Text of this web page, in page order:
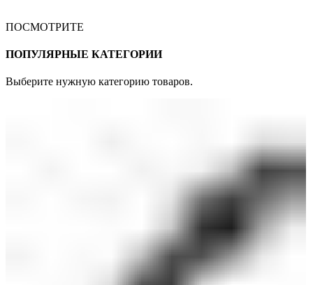
ПОСМОТРИТЕ
ПОПУЛЯРНЫЕ КАТЕГОРИИ
Выберите нужную категорию товаров.